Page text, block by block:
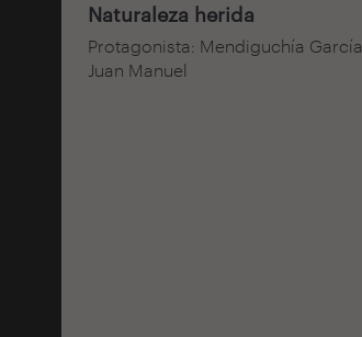
Naturaleza herida
Protagonista: Mendiguchía García,
Juan Manuel